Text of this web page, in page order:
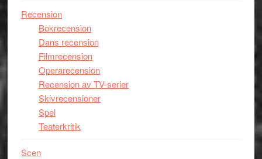
Recension
Bokrecension
Dans recension
Filmrecension
Operarecension
Recension av TV-serier
Skivrecensioner
Spel
Teaterkritik
Scen